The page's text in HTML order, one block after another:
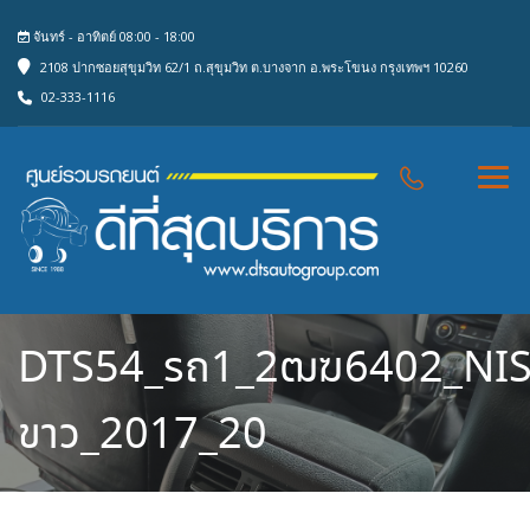
จันทร์ - อาทิตย์ 08:00 - 18:00
2108 ปากซอยสุขุมวิท 62/1 ถ.สุขุมวิท ต.บางจาก อ.พระโขนง กรุงเทพฯ 10260
02-333-1116
DTS54_รถ1_2ฒฆ
ขาว_2017_20